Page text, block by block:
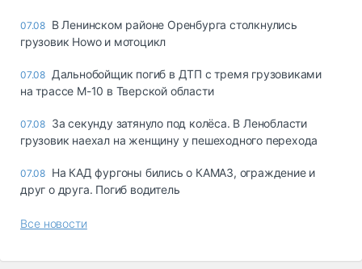
07.08 В Ленинском районе Оренбурга столкнулись
грузовик Howo и мотоцикл
07.08 Дальнобойщик погиб в ДТП с тремя грузовиками
на трассе М-10 в Тверской области
07.08 За секунду затянуло под колёса. В Ленобласти
грузовик наехал на женщину у пешеходного перехода
07.08 На КАД фургоны бились о КАМАЗ, ограждение и
друг о друга. Погиб водитель
Все новости